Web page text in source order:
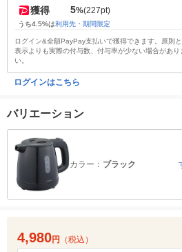
獲得 5%(227pt)
うち4.5%は利用先・期間限定
ログイン&全額PayPay支払いで獲得できます。原則
表示よりも実際の付与数、付与率が少ない場合があ
い。
ログインはこちら
バリエーション
カラー： ブラック
4,980円 （税込）